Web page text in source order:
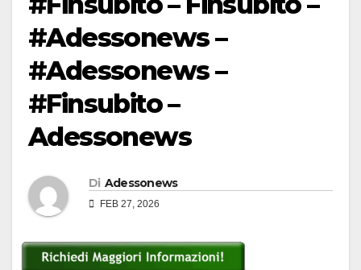
#Adessonews –
#Adessonews –
#Finsubito –
Adessonews
Di Adessonews
FEB 27, 2026